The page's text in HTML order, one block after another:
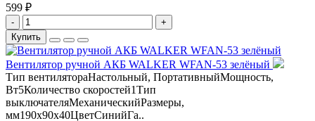
599 ₽
-
+
Купить
Вентилятор ручной АКБ WALKER WFAN-53 зелёный
Тип вентилятораНастольный, ПортативныйМощность,
Вт5Количество скоростей1Тип
выключателяМеханическийРазмеры,
мм190х90х40ЦветСинийГа..